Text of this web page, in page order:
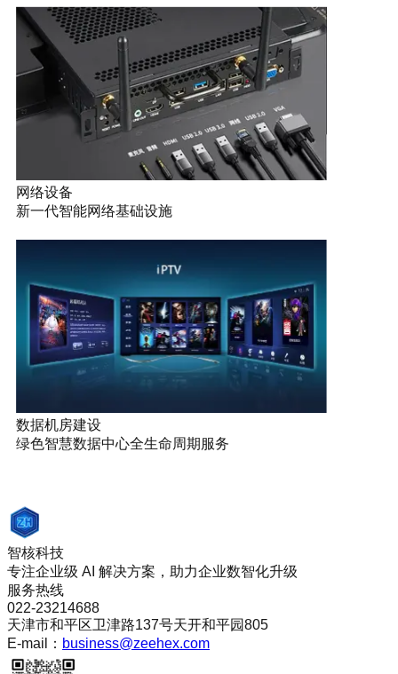
网络设备
新一代智能网络基础设施
数据机房建设
绿色智慧数据中心全生命周期服务
智核科技
专注企业级 AI 解决方案，助力企业数智化升级
服务热线
022-23214688
天津市和平区卫津路137号天开和平园805
E-mail： business@zeehex.com